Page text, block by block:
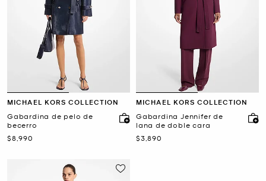
MICHAEL KORS COLLECTION
Gabardina de pelo de
becerro
Ahora
$8,990
MICHAEL KORS COLLECTION
Gabardina Jennifer de
lana de doble cara
Ahora
$3,890